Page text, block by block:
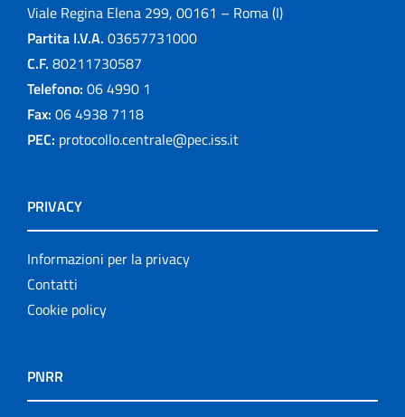
Viale Regina Elena 299, 00161 – Roma (I)
Partita I.V.A. 03657731000
C.F. 80211730587
Telefono: 06 4990 1
Fax: 06 4938 7118
PEC: protocollo.centrale@pec.iss.it
PRIVACY
Informazioni per la privacy
Contatti
Cookie policy
PNRR